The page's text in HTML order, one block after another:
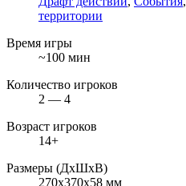
территории
Время игры
~100 мин
Количество игроков
2 — 4
Возраст игроков
14+
Размеры (ДxШxВ)
270x370x58 мм